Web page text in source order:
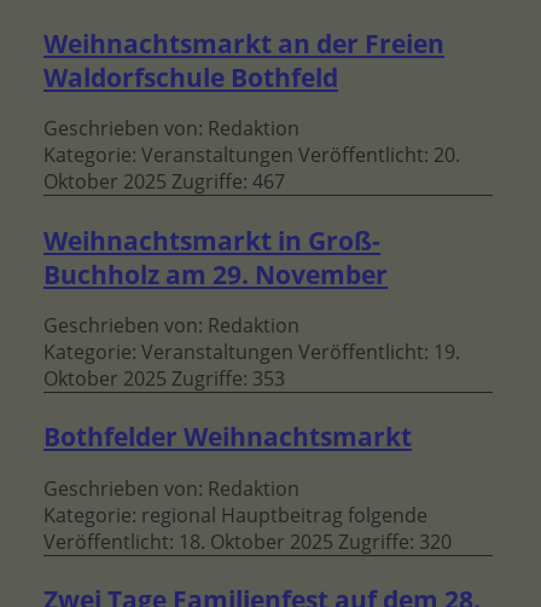
Weihnachtsmarkt an der Freien
Waldorfschule Bothfeld
Geschrieben von: Redaktion
Kategorie: Veranstaltungen Veröffentlicht: 20.
Oktober 2025 Zugriffe: 467
Weihnachtsmarkt in Groß-
Buchholz am 29. November
Geschrieben von: Redaktion
Kategorie: Veranstaltungen Veröffentlicht: 19.
Oktober 2025 Zugriffe: 353
Bothfelder Weihnachtsmarkt
Geschrieben von: Redaktion
Kategorie: regional Hauptbeitrag folgende
Veröffentlicht: 18. Oktober 2025 Zugriffe: 320
Zwei Tage Familienfest auf dem 28.